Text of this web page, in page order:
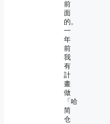
前
面
的。
一
年
前
我
有
計
畫
做
「哈
简
仓